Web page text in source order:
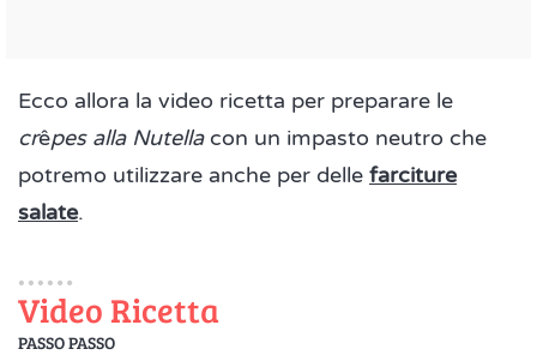
Ecco allora la video ricetta per preparare le
crêpes alla Nutellacon un impasto neutro che
potremo utilizzare anche per delle farciture
salate.
Video Ricetta
PASSO PASSO